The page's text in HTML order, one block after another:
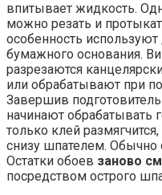
впитывает жидкость.
можно резать и
особенность используют
бумажного основания.
разрезаются
или обрабатывают при
Завершив
начинают обрабатывать
только клей
снизу шпателем. Обычно
Остатки обоев заново
посредством острого